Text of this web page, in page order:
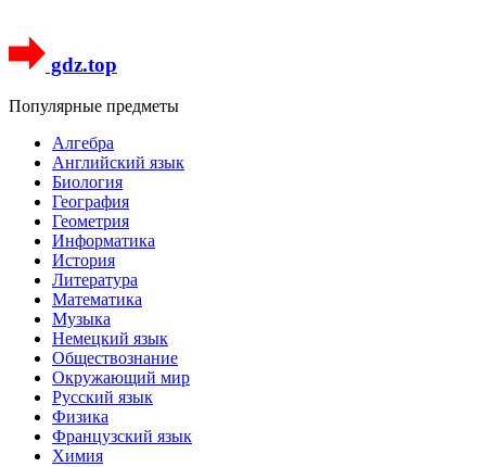
gdz.top
Популярные предметы
Алгебра
Английский язык
Биология
География
Геометрия
Информатика
История
Литература
Математика
Музыка
Немецкий язык
Обществознание
Окружающий мир
Русский язык
Физика
Французский язык
Химия